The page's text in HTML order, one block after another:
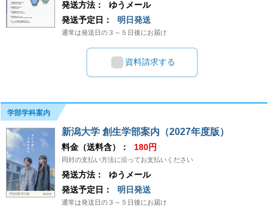
発送方法：
ゆうメール
発送予定日：
明日発送
通常は発送日の３～５日後にお届け
資料請求する
学部学科案内
新潟大学 創生学部案内（2027年度版）
料金（送料含）： 180円
同封の支払い方法に沿ってお支払いください
発送方法：
ゆうメール
発送予定日：
明日発送
通常は発送日の３～５日後にお届け